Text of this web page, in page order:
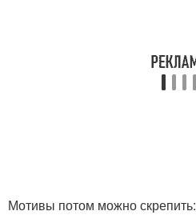
Мотивы потом можно скрепить: